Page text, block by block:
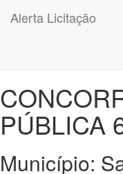
Alerta Licitação
PÚBLICA
Município: